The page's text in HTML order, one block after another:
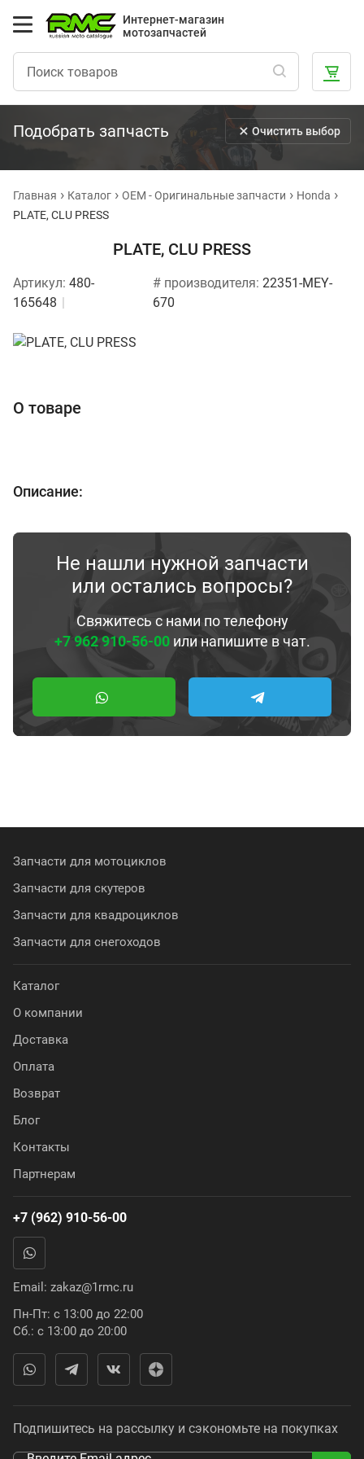
Интернет-магазин
мотозапчастей
Подобрать запчасть Очистить выбор
Главная Каталог OEM - Оригинальные запчасти
Honda
PLATE, CLU PRESS
PLATE, CLU PRESS
Артикул: 480-
165648
# производителя: 22351-MEY-
670
О товаре
Описание:
Не нашли нужной запчасти
или остались вопросы?
Свяжитесь с нами по телефону
+7 962 910-56-00или напишите в чат.
Запчасти для мотоциклов
Запчасти для скутеров
Запчасти для квадроциклов
Запчасти для снегоходов
Каталог
О компании
Доставка
Оплата
Возврат
Блог
Контакты
Партнерам
+7 (962) 910-56-00
Email: zakaz@1rmc.ru
Пн-Пт: с 13:00 до 22:00
Сб.: с 13:00 до 20:00
Подпишитесь на рассылку и сэкономьте на покупках